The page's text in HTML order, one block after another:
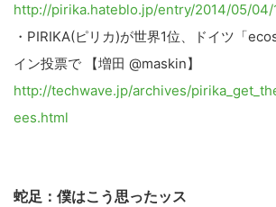
http://pirika.hateblo.jp/entry/2014/05/
・PIRIKA(ピリカ)が世界1位、ドイツ「
イン投票で 【増田 @maskin】
http://techwave.jp/archives/
ees.html
蛇足：僕はこう思ったッス